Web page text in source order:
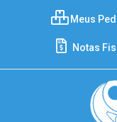
Meus
Notas